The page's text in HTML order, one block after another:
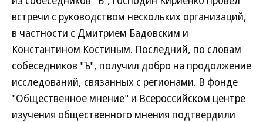
встречи с руководством нескольких организаций,
в частности с Дмитрием Бадовским и
Константином Костиным. Последний, по словам
собеседников "Ъ", получил добро на продолжение
исследований, связанных с регионами. В фонде
"Общественное мнение" и Всероссийском центре
изучения общественного мнения подтвердили